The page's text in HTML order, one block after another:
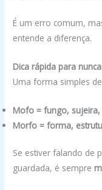
É um erro comum,
entende a diferença.
Dica rápida para
Uma forma simples
Mofo = fungo,
Morfo = forma,
Se estiver falando de
guardada, é sempre